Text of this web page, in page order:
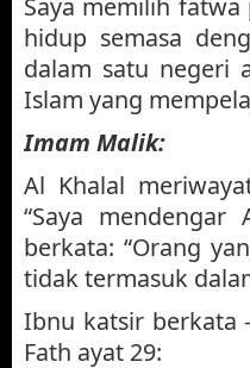
Saya memilih
hidup semasa
dalam satu negeri
Islam yang
Imam Malik:
Al Khalal
“Saya
berkata: “Orang
tidak termasuk
Ibnu katsir berkata
Fath ayat 29: